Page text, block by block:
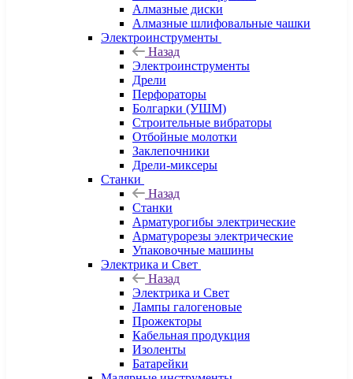
Алмазные диски
Алмазные шлифовальные чашки
Электроинструменты
Назад
Электроинструменты
Дрели
Перфораторы
Болгарки (УШМ)
Строительные вибраторы
Отбойные молотки
Заклепочники
Дрели-миксеры
Станки
Назад
Станки
Арматурогибы электрические
Арматурорезы электрические
Упаковочные машины
Электрика и Свет
Назад
Электрика и Свет
Лампы галогеновые
Прожекторы
Кабельная продукция
Изоленты
Батарейки